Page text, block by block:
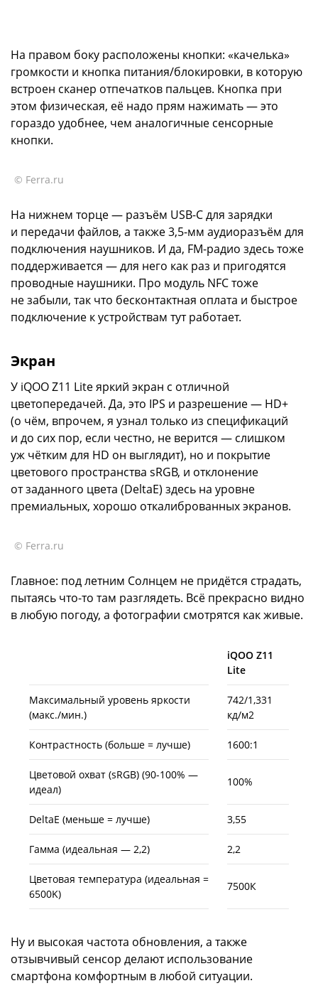
На правом боку расположены кнопки: «качелька»
громкости и кнопка питания/блокировки, в которую
встроен сканер отпечатков пальцев. Кнопка при
этом физическая, её надо прям нажимать — это
гораздо удобнее, чем аналогичные сенсорные
кнопки.
© Ferra.ru
На нижнем торце — разъём USB-C для зарядки
и передачи файлов, а также 3,5-мм аудиоразъём для
подключения наушников. И да, FM-радио здесь тоже
поддерживается — для него как раз и пригодятся
проводные наушники. Про модуль NFC тоже
не забыли, так что бесконтактная оплата и быстрое
подключение к устройствам тут работает.
Экран
У iQOO Z11 Lite яркий экран с отличной
цветопередачей. Да, это IPS и разрешение — HD+
(о чём, впрочем, я узнал только из спецификаций
и до сих пор, если честно, не верится — слишком
уж чётким для HD он выглядит), но и покрытие
цветового пространства sRGB, и отклонение
от заданного цвета (DeltaE) здесь на уровне
премиальных, хорошо откалиброванных экранов.
© Ferra.ru
Главное: под летним Солнцем не придётся страдать,
пытаясь что-то там разглядеть. Всё прекрасно видно
в любую погоду, а фотографии смотрятся как живые.
iQOO Z11
Lite
Максимальный уровень яркости
(макс./мин.)
742/1,331
кд/м2
Контрастность (больше = лучше) 1600:1
Цветовой охват (sRGB) (90-100% —
идеал)
100%
DeltaE (меньше = лучше) 3,55
Гамма (идеальная — 2,2) 2,2
Цветовая температура (идеальная =
6500K)
7500К
Ну и высокая частота обновления, а также
отзывчивый сенсор делают использование
смартфона комфортным в любой ситуации.